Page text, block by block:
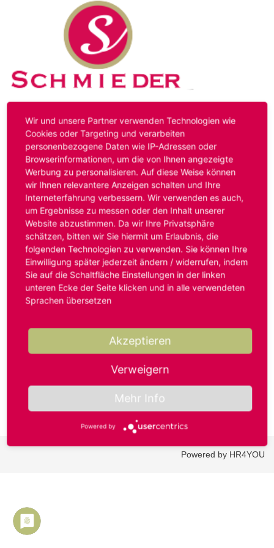
Kontakt Impressum Datenschutz
Hinweis:Das von ihnen aufgerufene Stellenangebot ist
bereits ausgelaufen. Alternative Stellenanzeigen finden
Sie unter:
www.schmieder-personal.de/stellenangebote
Oder Sie bewerben sich
initiativund wir suchen für Sie
passende Stellenangebote.
Anmelden
Benutzername oder E-Mail-Adresse*
Passwort*
Powered by HR4YOU
Wir und unsere Partner verwenden Technologien wie
Cookies oder Targeting und verarbeiten
personenbezogene Daten wie IP-Adressen oder
Browserinformationen, um die von Ihnen angezeigte
Werbung zu personalisieren. Auf diese Weise können
wir Ihnen relevantere Anzeigen schalten und Ihre
Interneterfahrung verbessern. Wir verwenden es auch,
um Ergebnisse zu messen oder den Inhalt unserer
Website abzustimmen. Da wir Ihre Privatsphäre
schätzen, bitten wir Sie hiermit um Erlaubnis, die
folgenden Technologien zu verwenden. Sie können Ihre
Einwilligung später jederzeit ändern / widerrufen, indem
Sie auf die Schaltfläche Einstellungen in der linken
unteren Ecke der Seite klicken und in alle verwendeten
Sprachen übersetzen
Akzeptieren
Verweigern
Mehr Info
Powered by